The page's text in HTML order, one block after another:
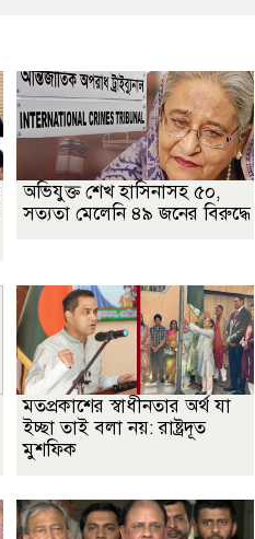
অভিযুক্ত শেখ হাসিনাসহ ৫০,
সত্যতা মেলেনি ৪৯ জনের বিরুদ্ধে
মতপ্রকাশের স্বাধীনতার অর্থ যা
ইচ্ছা তাই বলা নয়: রাষ্ট্রদূত
মুশফিক